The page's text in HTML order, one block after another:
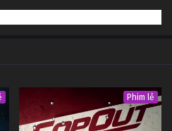
Phim lẻ